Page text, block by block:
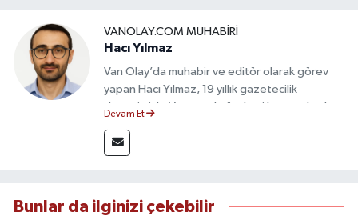
VANOLAY.COM MUHABIRI
Hacı Yılmaz
Van Olay’da muhabir ve editör olarak görev
yapan Hacı Yılmaz, 19 yıllık gazetecilik
deneyimiyle Van yerel gündemi başta olmak
takip etmektedir. Editoryal sürece katkı sunan
Yılmaz, tarafsızlık, doğruluk ve etik ilkeler
bilgilendirmektedir.
Devam Et
Bunlar da ilginizi çekebilir